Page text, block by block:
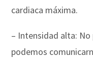
cardiaca máxima.
– Intensidad alta: No
podemos